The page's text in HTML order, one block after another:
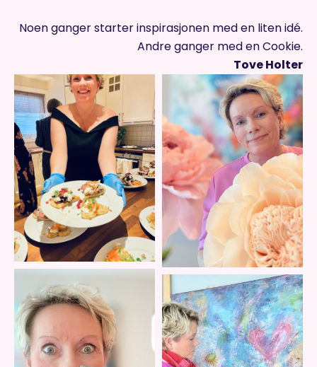
Noen ganger starter inspirasjonen med en liten idé.
Andre ganger med en Cookie.
Tove Holter